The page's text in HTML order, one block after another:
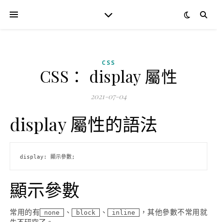
CSS
CSS： display 屬性
2021-07-04
display 屬性的語法
display: 顯示參數;
顯示參數
常用的有 none 、 block 、 inline
，其他參數不常用就